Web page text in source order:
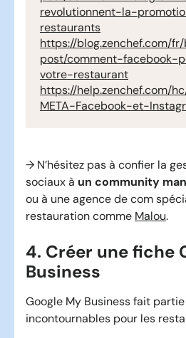
revolutionnent-la-
restaurants
https://blog.zenchef.com/
post/comment-facebook-
votre-restaurant
https://help.zenchef.com/
META-Facebook-et-
→ N’hésitez pas à confier la
sociaux à un community
ou à une agence de com
restauration comme Malou.
4. Créer une fiche
Business
Google My Business fait
incontournables pour les